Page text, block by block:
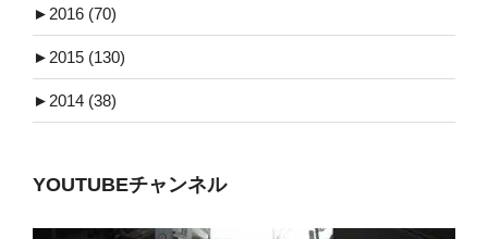
► 2016 (70)
► 2015 (130)
► 2014 (38)
YOUTUBEチャンネル